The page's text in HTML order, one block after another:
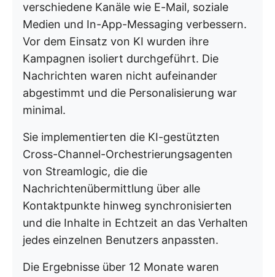
verschiedene Kanäle wie E-Mail, soziale
Medien und In-App-Messaging verbessern.
Vor dem Einsatz von KI wurden ihre
Kampagnen isoliert durchgeführt. Die
Nachrichten waren nicht aufeinander
abgestimmt und die Personalisierung war
minimal.
Sie implementierten die KI-gestützten
Cross-Channel-Orchestrierungsagenten
von Streamlogic, die die
Nachrichtenübermittlung über alle
Kontaktpunkte hinweg synchronisierten
und die Inhalte in Echtzeit an das Verhalten
jedes einzelnen Benutzers anpassten.
Die Ergebnisse über 12 Monate waren